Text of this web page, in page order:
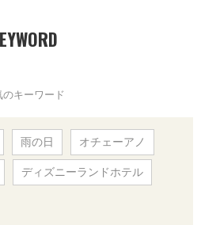
のキーワード
雨の日 オチェーアノ
ディズニーランドホテル